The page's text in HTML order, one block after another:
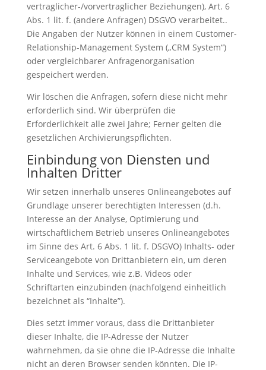
vertraglicher-/vorvertraglicher Beziehungen), Art. 6
Abs. 1 lit. f. (andere Anfragen) DSGVO verarbeitet..
Die Angaben der Nutzer können in einem Customer-
Relationship-Management System („CRM System“)
oder vergleichbarer Anfragenorganisation
gespeichert werden.
Wir löschen die Anfragen, sofern diese nicht mehr
erforderlich sind. Wir überprüfen die
Erforderlichkeit alle zwei Jahre; Ferner gelten die
gesetzlichen Archivierungspflichten.
Einbindung von Diensten und
Inhalten Dritter
Wir setzen innerhalb unseres Onlineangebotes auf
Grundlage unserer berechtigten Interessen (d.h.
Interesse an der Analyse, Optimierung und
wirtschaftlichem Betrieb unseres Onlineangebotes
im Sinne des Art. 6 Abs. 1 lit. f. DSGVO) Inhalts- oder
Serviceangebote von Drittanbietern ein, um deren
Inhalte und Services, wie z.B. Videos oder
Schriftarten einzubinden (nachfolgend einheitlich
bezeichnet als “Inhalte”).
Dies setzt immer voraus, dass die Drittanbieter
dieser Inhalte, die IP-Adresse der Nutzer
wahrnehmen, da sie ohne die IP-Adresse die Inhalte
nicht an deren Browser senden könnten. Die IP-